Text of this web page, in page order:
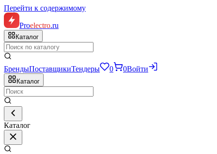
Перейти к содержимому
Proelectro.ru
Каталог
БрендыПоставщикиТендеры 0 0Войти
Каталог
Каталог